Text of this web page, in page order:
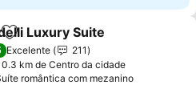
Adicionar aos favoritos
Luxury Suite
Excelente
211
0.3 km de Centro da cidade
romântica com mezaninoVer